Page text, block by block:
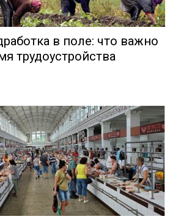
в поле: что важно
трудоустройства